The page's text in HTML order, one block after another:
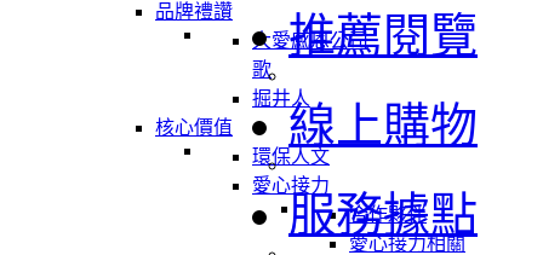
品牌禮讚
大愛感恩公司
歌
掘井人
核心價值
環保人文
愛心接力
合作夥伴
愛心接力相關
推薦閱覽
線上購物
服務據點